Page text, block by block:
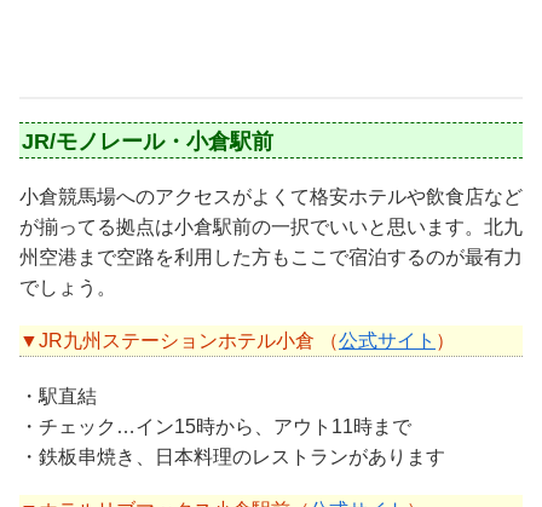
JR/モノレール・小倉駅前
小倉競馬場へのアクセスがよくて格安ホテルや飲食店など
が揃ってる拠点は小倉駅前の一択でいいと思います。北九
州空港まで空路を利用した方もここで宿泊するのが最有力
でしょう。
▼JR九州ステーションホテル小倉 （公式サイト ）
・駅直結
・チェック…イン15時から、アウト11時まで
・鉄板串焼き、日本料理のレストランがあります